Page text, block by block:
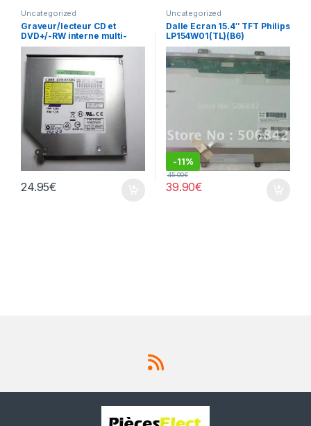
Uncategorized
Graveur/lecteur CD et
DVD+/-RW interne multi-
recorder portable DVR-
K16RS
24.95€
Uncategorized
Dalle Ecran 15.4″ TFT Philips
LP154W01(TL)(B6​)
-11%
39.90€
45.00€